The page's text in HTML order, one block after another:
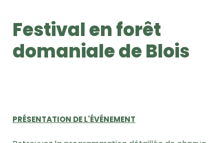
Festival en forêt
domaniale de Blois
PRÉSENTATION DE L'ÉVÉNEMENT